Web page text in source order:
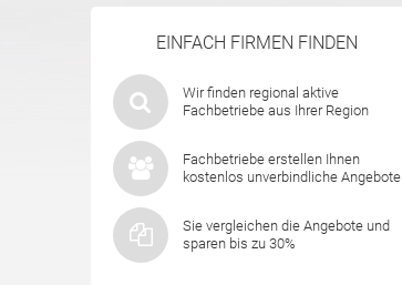
EINFACH FIRMEN FINDEN
Wir finden regional aktive
Fachbetriebe aus Ihrer Region
Fachbetriebe erstellen Ihnen
kostenlos unverbindliche Angebote
Sie vergleichen die Angebote und
sparen bis zu 30%